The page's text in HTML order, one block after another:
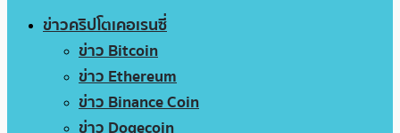
ข่าวคริปโตเคอเรนซี่
ข่าว Bitcoin
ข่าว Ethereum
ข่าว Binance Coin